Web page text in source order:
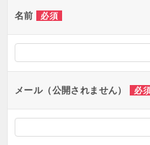
ョ
ン
名前 必須
メール（公開されません） 必